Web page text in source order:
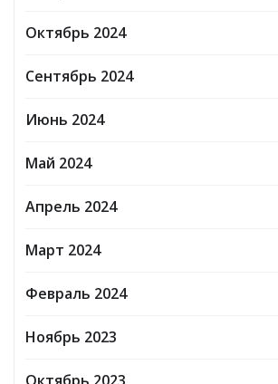
Октябрь 2024
Сентябрь 2024
Июнь 2024
Май 2024
Апрель 2024
Март 2024
Февраль 2024
Ноябрь 2023